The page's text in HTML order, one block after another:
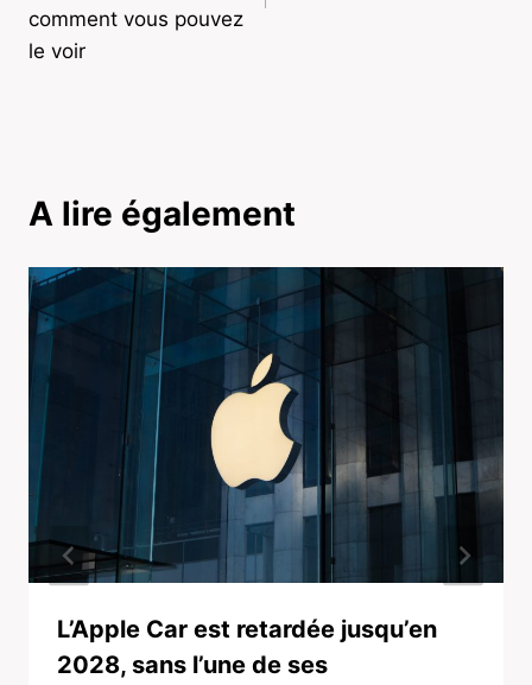
comment vous pouvez
le voir
A lire également
L’Apple Car est retardée jusqu’en
2028, sans l’une de ses